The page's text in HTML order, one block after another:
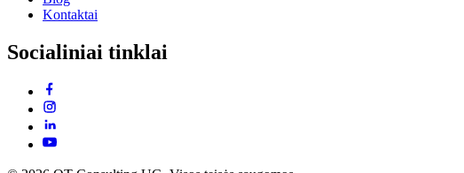
Kontaktai
Socialiniai tinklai